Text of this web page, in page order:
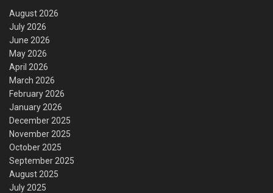
August 2026
July 2026
June 2026
May 2026
April 2026
March 2026
February 2026
January 2026
December 2025
November 2025
October 2025
September 2025
August 2025
July 2025